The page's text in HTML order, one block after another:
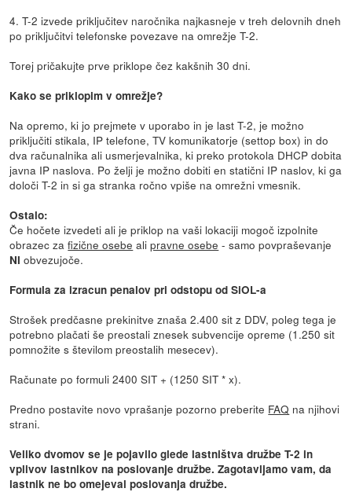
4. T-2 izvede priključitev naročnika najkasneje v treh delovnih dneh
po priključitvi telefonske povezave na omrežje T-2.
Torej pričakujte prve priklope čez kakšnih 30 dni.
Kako se priklopim v omrežje?
Na opremo, ki jo prejmete v uporabo in je last T-2, je možno
priključiti stikala, IP telefone, TV komunikatorje (settop box) in do
dva računalnika ali usmerjevalnika, ki preko protokola DHCP dobita
javna IP naslova. Po želji je možno dobiti en statični IP naslov, ki ga
določi T-2 in si ga stranka ročno vpiše na omrežni vmesnik.
Ostalo:
Če hočete izvedeti ali je priklop na vaši lokaciji mogoč izpolnite
obrazec zafizične osebe alipravne osebe - samo povpraševanje
NI obvezujoče.
Formula za izracun penalov pri odstopu od SiOL-a
Strošek predčasne prekinitve znaša 2.400 sit z DDV, poleg tega je
potrebno plačati še preostali znesek subvencije opreme (1.250 sit
pomnožite s številom preostalih mesecev).
Računate po formuli 2400 SIT + (1250 SIT * x).
Predno postavite novo vprašanje pozorno preberite FAQ na njihovi
strani.
Veliko dvomov se je pojavilo glede lastništva družbe T-2 in
vplivov lastnikov na poslovanje družbe. Zagotavljamo vam, da
lastnik ne bo omejeval poslovanja družbe.